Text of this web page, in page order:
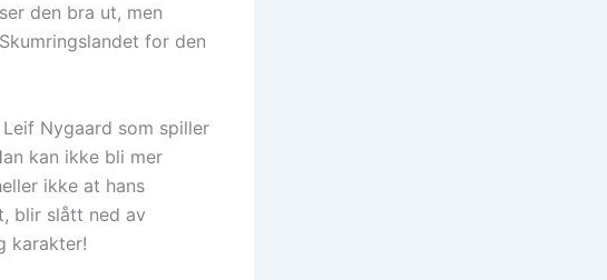
den bra ut, men
for den
Nygaard som spiller
kan ikke bli mer
ikke at hans
blir slått ned av
karakter!